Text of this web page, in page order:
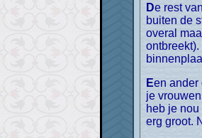
De rest van de dagen bekijken we nog wat dingen buiten of aan de rand van de stad: Patan en Chovar. Chovar is een dorpje 6 km
buiten de
overal
Een ander contrast: overal in Kathmandu kan je faxen en zie je reclameborden voor e-mail en internet. Aan de rand van de stad zie
je
heb je
erg groot.